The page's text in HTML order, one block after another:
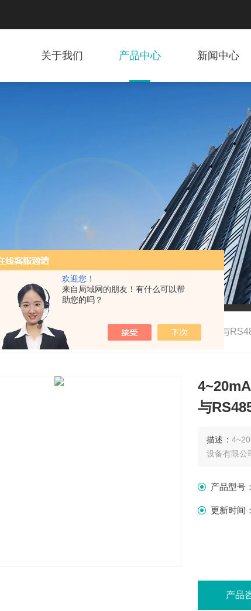
欢迎您！
来自局域网的朋友！有什么可以帮
助您的吗？
关于我们 产品中心 新闻中心
我的位置：首页> > > >4~20mA与
与
描述：
设备有限公
产品型号：
更新时间：
产品